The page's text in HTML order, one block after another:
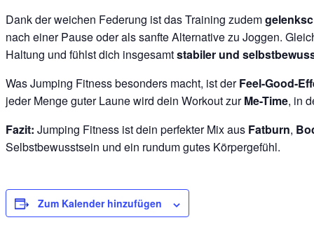
Dank der weichen Federung ist das Training zudem
nach einer Pause oder als sanfte Alternative zu Joggen.
Haltung und fühlst dich insgesamtstabiler und
Was Jumping Fitness besonders macht, ist derFeel-Good-
jeder Menge guter Laune wird dein Workout zurMe-Time, in
Fazit: Jumping Fitness ist dein perfekter Mix aus Fatburn,
Selbstbewusstsein und ein rundum gutes Körpergefühl.
Zum Kalender hinzufügen